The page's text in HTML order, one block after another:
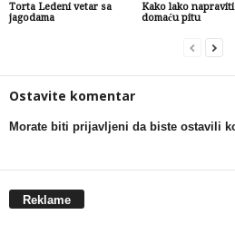
Torta Ledeni vetar sa
jagodama
Kako lako napraviti
domaću pitu
Ostavite komentar
Morate biti prijavljeni da biste ostavili
Reklame